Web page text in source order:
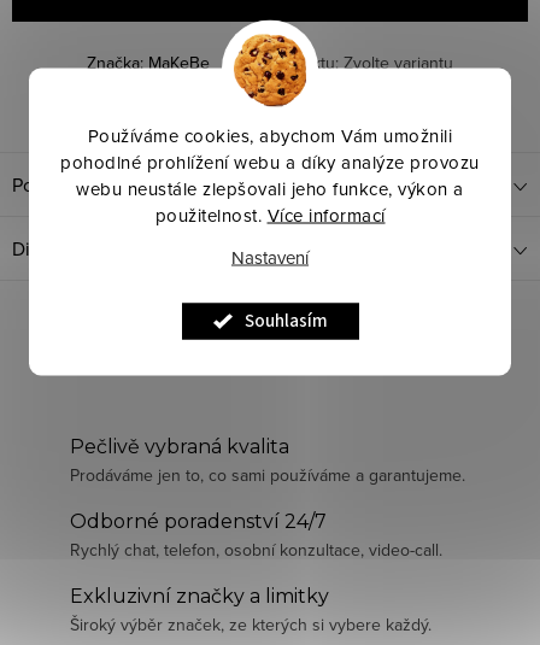
Používáme cookies, abychom Vám umožnili
pohodlné prohlížení webu a díky analýze provozu
webu neustále zlepšovali jeho funkce, výkon a
použitelnost. Více informací
Nastavení
Souhlasím
Značka:MaKeBe Kód produktu: Zvolte variantu
Dotaz k produktu
Popis produktu
Diskuze
Pečlivě vybraná kvalita
Prodáváme jen to, co sami používáme a garantujeme.
Odborné poradenství 24/7
Rychlý chat, telefon, osobní konzultace, video-call.
Exkluzivní značky a limitky
Široký výběr značek, ze kterých si vybere každý.